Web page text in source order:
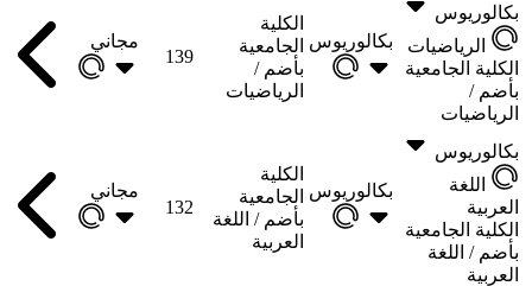
بكالوريوس
الرياضيات
الكلية الجامعية
بأضم /
الرياضيات
بكالوريوس
الكلية
الجامعية
بأضم /
الرياضيات
139
مجاني
بكالوريوس
اللغة
العربية
الكلية الجامعية
بأضم / اللغة
العربية
بكالوريوس
الكلية
الجامعية
بأضم / اللغة
العربية
132
مجاني